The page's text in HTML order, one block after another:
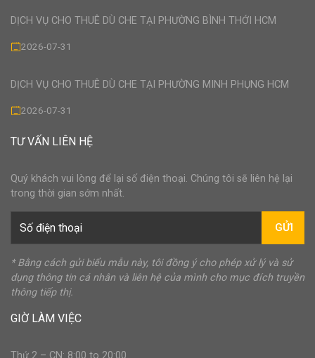
DỊCH VỤ CHO THUÊ DÙ CHE TẠI PHƯỜNG BÌNH THỚI HCM
2026-07-31
DỊCH VỤ CHO THUÊ DÙ CHE TẠI PHƯỜNG MINH PHỤNG HCM
2026-07-31
TƯ VẤN LIÊN HỆ
Quý khách vui lòng để lại số điện thoại. Chúng tôi sẽ liên hệ lại
trong thời gian sớm nhất.
GỬI
* Bằng cách gửi biểu mẫu này, tôi đồng ý cho phép xử lý và sử
dụng thông tin cá nhân và liên hệ của mình cho mục đích truyền
thông tiếp thị.
GIỜ LÀM VIỆC
Thứ 2 – CN: 8:00 to 20:00